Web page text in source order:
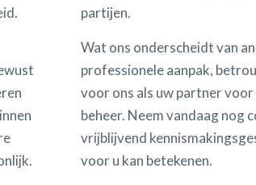
partijen.
Wat ons onderscheidt van
professionele aanpak,
voor ons als uw partner
beheer. Neem vandaag nog
vrijblijvend
voor u kan betekenen.